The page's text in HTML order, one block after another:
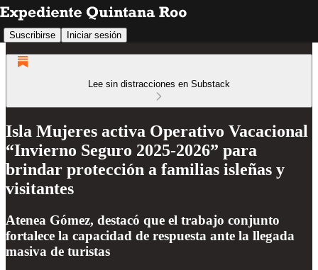
Suscribirse Iniciar sesión
Lee sin distracciones en Substack
Isla Mujeres activa Operativo Vacacional
“Invierno Seguro 2025-2026” para
brindar protección a familias isleñas y
visitantes
Atenea Gómez, destacó que el trabajo conjunto
fortalece la capacidad de respuesta ante la llegada
masiva de turistas